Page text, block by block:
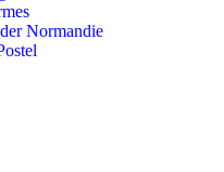
Normandie